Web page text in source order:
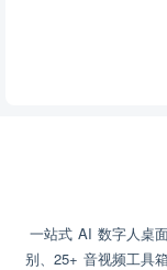
一站式 AI 数字人桌
别、25+ 音视频工具